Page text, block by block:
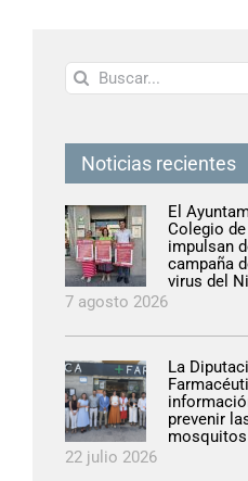
Buscar:
Noticias recientes
El
Colegio
impulsan
campaña
virus del
7 agosto 2026
La
prevenir
mosquitos
22 julio 2026